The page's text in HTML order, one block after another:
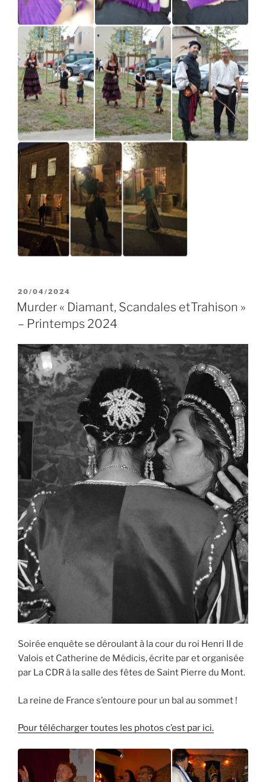
PUBLIÉ
LE
20/04/2024
Murder « Diamant, Scandales etTrahison »
– Printemps 2024
Soirée enquête se déroulant à la cour du roi Henri II de
Valois et Catherine de Médicis, écrite par et organisée
par La CDR à la salle des fêtes de Saint Pierre du Mont.
La reine de France s’entoure pour un bal au sommet !
Pour télécharger toutes les photos c’est par ici.